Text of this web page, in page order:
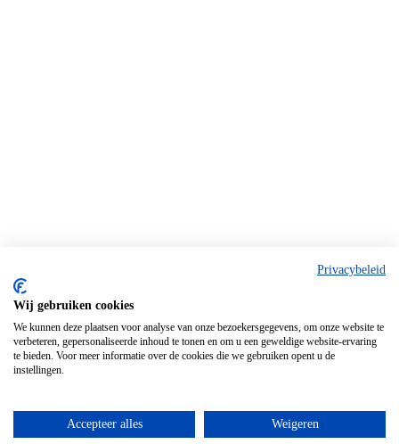
Privacybeleid
Wij gebruiken cookies
We kunnen deze plaatsen voor analyse van onze bezoekersgegevens, om onze website te
verbeteren, gepersonaliseerde inhoud te tonen en om u een geweldige website-ervaring
te bieden. Voor meer informatie over de cookies die we gebruiken opent u de
instellingen.
Accepteer alles Weigeren